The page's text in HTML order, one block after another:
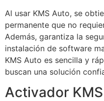
Al usar KMS Auto, se
permanente que no
Además, garantiza la
instalación de software
KMS Auto es sencilla y
buscan una solución
Activador